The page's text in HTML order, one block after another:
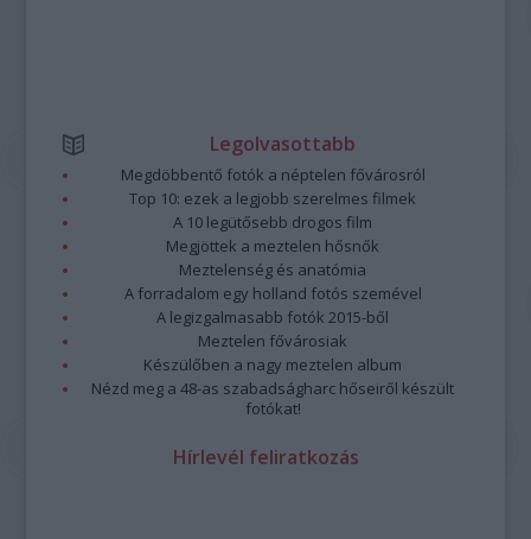
Legolvasottabb
Megdöbbentő fotók a néptelen fővárosról
Top 10: ezek a legjobb szerelmes filmek
A 10 legütősebb drogos film
Megjöttek a meztelen hősnők
Meztelenség és anatómia
A forradalom egy holland fotós szemével
A legizgalmasabb fotók 2015-ből
Meztelen fővárosiak
Készülőben a nagy meztelen album
Nézd meg a 48-as szabadságharc hőseiről készült
fotókat!
Hírlevél feliratkozás